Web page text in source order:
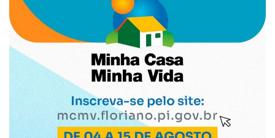
Webmail
Contato